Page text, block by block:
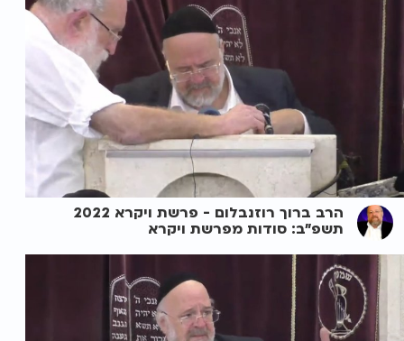
הרב ברוך רוזנבלום - פרשת ויקרא 2022
תשפ"ב: סודות מפרשת ויקרא